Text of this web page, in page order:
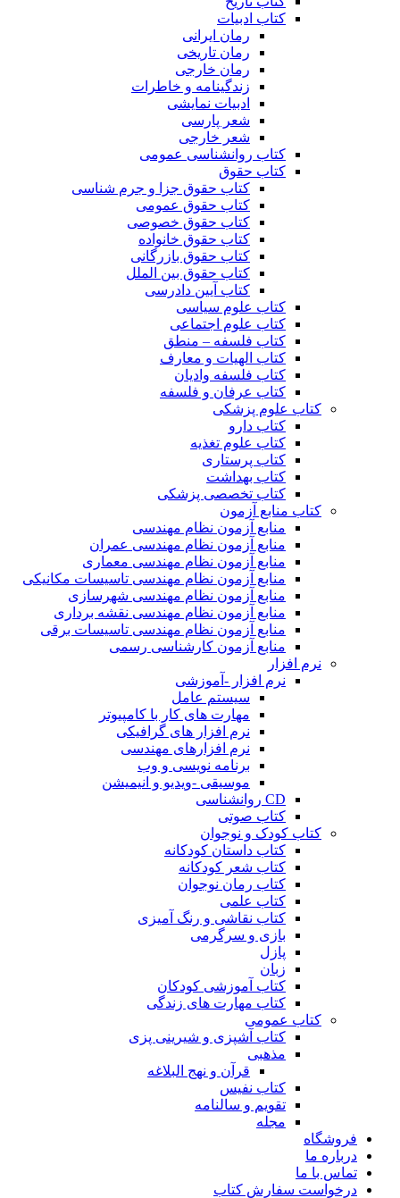
کتاب ادبیات
رمان ایرانی
رمان تاریخی
رمان خارجی
زندگینامه و خاطرات
ادبیات نمایشی
شعر پارسی
شعر خارجی
کتاب روانشناسی عمومی
کتاب حقوق
کتاب حقوق جزا و جرم شناسی
کتاب حقوق عمومی
کتاب حقوق خصوصی
کتاب حقوق خانواده
کتاب حقوق بازرگانی
کتاب حقوق بین الملل
کتاب آیین دادرسی
کتاب علوم سیاسی
کتاب علوم اجتماعی
کتاب فلسفه – منطق
کتاب الهیات و معارف
کتاب فلسفه وادیان
کتاب عرفان و فلسفه
کتاب علوم پزشکی
کتاب دارو
کتاب علوم تغذیه
کتاب پرستاری
کتاب بهداشت
کتاب تخصصی پزشکی
کتاب منابع آزمون
منابع آزمون نظام مهندسی
منابع آزمون نظام مهندسی عمران
منابع آزمون نظام مهندسی معماری
منابع آزمون نظام مهندسی تاسیسات مکانیکی
منابع آزمون نظام مهندسی شهرسازی
منابع آزمون نظام مهندسی نقشه برداری
منابع آزمون نظام مهندسی تاسیسات برقی
منابع آزمون کارشناسی رسمی
نرم افزار
نرم افزار -آموزشی
سیستم عامل
مهارت های کار با کامپیوتر
نرم افزار های گرافیکی
نرم افزارهای مهندسی
برنامه نویسی و وب
موسیقی -ویدیو و انیمیشن
CD روانشناسی
کتاب صوتی
کتاب کودک و نوجوان
کتاب داستان کودکانه
کتاب شعر کودکانه
کتاب رمان نوجوان
کتاب علمی
کتاب نقاشی و رنگ آمیزی
بازی و سرگرمی
پازل
زبان
کتاب آموزشی کودکان
کتاب مهارت های زندگی
کتاب عمومی
کتاب آشپزی و شیرینی پزی
مذهبی
قرآن و نهج البلاغه
کتاب نفیس
تقویم و سالنامه
مجله
فروشگاه
درباره ما
تماس با ما
درخواست سفارش کتاب